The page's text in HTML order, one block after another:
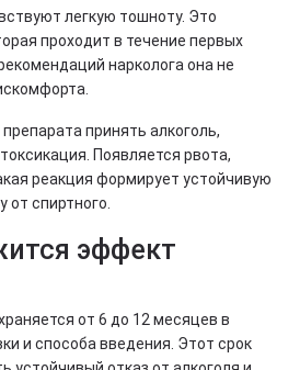
легкую тошноту. Это
проходит в течение первых
нарколога она не
принять алкоголь,
Появляется рвота,
реакция формирует устойчивую
от спиртного.
эффект
от 6 до 12 месяцев в
и способа введения. Этот срок